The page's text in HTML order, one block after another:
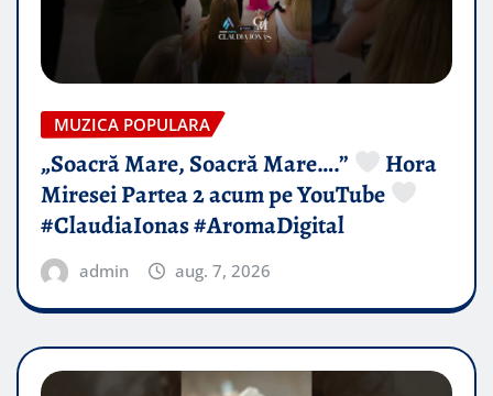
MUZICA POPULARA
„Soacră Mare, Soacră Mare….”
Hora
Miresei Partea 2 acum pe YouTube
#ClaudiaIonas #AromaDigital
admin aug. 7, 2026